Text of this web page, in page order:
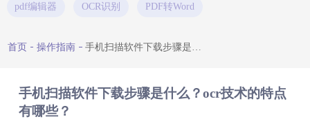
pdf编辑器 OCR识别 PDF转Word
首页 操作指南
手机扫描软件下载步骤是什么？ocr技术的特点
有哪些？